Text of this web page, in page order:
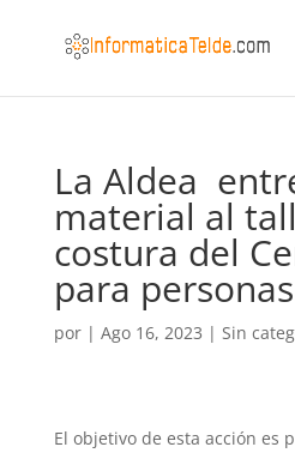
La Aldea
material al
costura del
para
por | Ago 16, 2023 | Sin
El objetivo de esta acción es